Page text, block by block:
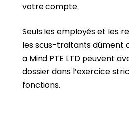
votre compte.
Seuls les employés et les
les sous-traitants dûment
a Mind PTE LTD peuvent
dossier dans l’exercice
fonctions.